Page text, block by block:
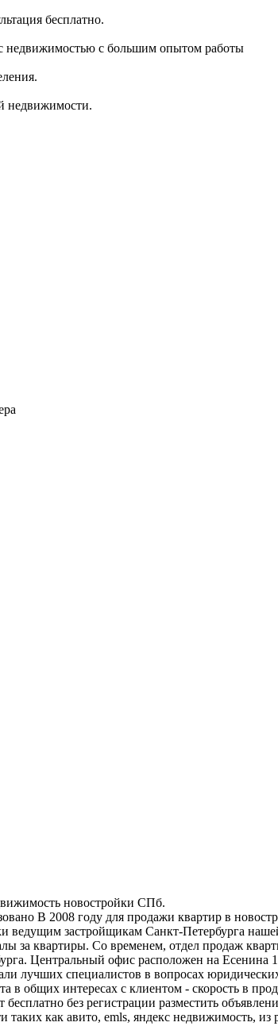
бесплатно.
недвижимостью c большим опытом работы
недвижимости.
новостройки СПб.
В 2008 году для продажи квартир в
ведущим застройщикам Санкт-Петербурга
за квартиры. Со временем, отдел продаж
Центральный офис расположен на Есенина
лучших специалистов в вопросах
в общих интересах с клиентом - скорость в
без регистрации разместить
как авито, emls, яндекс недвижимость, из